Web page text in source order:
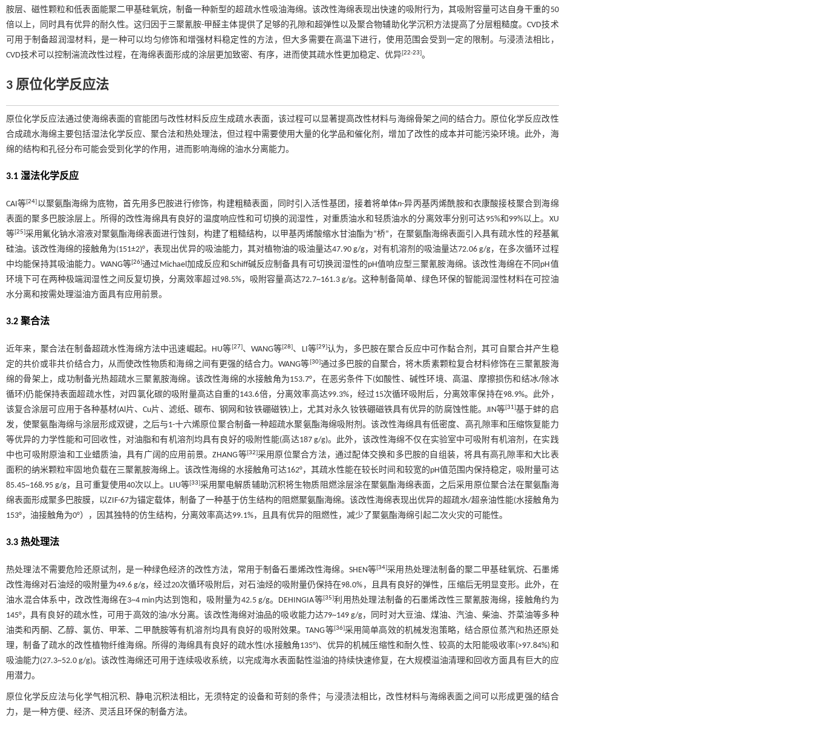
胺层、磁性颗粒和低表面能聚二甲基硅氧烷，制备一种新型的超疏水性吸油海绵。该改性海绵表现出快速的吸附行为，其吸附容量可达自身干重的50
倍以上，同时具有优异的耐久性。这归因于三聚氰胺-甲醛主体提供了足够的孔隙和超弹性以及聚合物辅助化学沉积方法提高了分层粗糙度。CVD技术
可用于制备超润湿材料，是一种可以均匀修饰和增强材料稳定性的方法，但大多需要在高温下进行，使用范围会受到一定的限制。与浸渍法相比，
CVD技术可以控制湍流改性过程，在海绵表面形成的涂层更加致密、有序，进而使其疏水性更加稳定、优异[22-23]。
3 原位化学反应法
原位化学反应法通过使海绵表面的官能团与改性材料反应生成疏水表面，该过程可以显著提高改性材料与海绵骨架之间的结合力。原位化学反应改性
合成疏水海绵主要包括湿法化学反应、聚合法和热处理法，但过程中需要使用大量的化学品和催化剂，增加了改性的成本并可能污染环境。此外，海
绵的结构和孔径分布可能会受到化学的作用，进而影响海绵的油水分离能力。
3.1 湿法化学反应
CAI等[24] 以聚氨酯海绵为底物，首先用多巴胺进行修饰，构建粗糙表面，同时引入活性基团，接着将单体n-异丙基丙烯酰胺和衣康酸接枝聚合到海绵
表面的聚多巴胺涂层上。所得的改性海绵具有良好的温度响应性和可切换的润湿性，对重质油水和轻质油水的分离效率分别可达95%和99%以上。XU
等[25]采用氟化钠水溶液对聚氨酯海绵表面进行蚀刻，构建了粗糙结构，以甲基丙烯酸缩水甘油酯为“桥”，在聚氨酯海绵表面引入具有疏水性的羟基氟
硅油。该改性海绵的接触角为(151±2)°，表现出优异的吸油能力，其对植物油的吸油量达47.90 g/g，对有机溶剂的吸油量达72.06 g/g，在多次循环过程
中均能保持其吸油能力。WANG等[26]通过Michael加成反应和Schiff碱反应制备具有可切换润湿性的pH值响应型三聚氰胺海绵。该改性海绵在不同pH值
环境下可在两种极端润湿性之间反复切换，分离效率超过98.5%，吸附容量高达72.7~161.3 g/g。这种制备简单、绿色环保的智能润湿性材料在可控油
水分离和按需处理溢油方面具有应用前景。
3.2 聚合法
近年来，聚合法在制备超疏水性海绵方法中迅速崛起。HU等[27]、WANG等[28]、LI等[29]认为，多巴胺在聚合反应中可作黏合剂，其可自聚合并产生稳
定的共价或非共价结合力，从而使改性物质和海绵之间有更强的结合力。WANG等[30]通过多巴胺的自聚合，将木质素颗粒复合材料修饰在三聚氰胺海
绵的骨架上，成功制备光热超疏水三聚氰胺海绵。该改性海绵的水接触角为153.7°，在恶劣条件下(如酸性、碱性环境、高温、摩擦损伤和结冰/除冰
循环)仍能保持表面超疏水性，对四氯化碳的吸附量高达自重的143.6倍，分离效率高达99.3%，经过15次循环吸附后，分离效率保持在98.9%。此外，
该复合涂层可应用于各种基材(Al片、Cu片、滤纸、碳布、钢网和钕铁硼磁铁)上，尤其对永久钕铁硼磁铁具有优异的防腐蚀性能。JIN等[31]基于蚌的启
发，使聚氨酯海绵与涂层形成双键，之后与1-十六烯原位聚合制备一种超疏水聚氨酯海绵吸附剂。该改性海绵具有低密度、高孔隙率和压缩恢复能力
等优异的力学性能和可回收性，对油脂和有机溶剂均具有良好的吸附性能(高达187 g/g)。此外，该改性海绵不仅在实验室中可吸附有机溶剂，在实践
中也可吸附原油和工业蜡质油，具有广阔的应用前景。ZHANG等[32]采用原位聚合方法，通过配体交换和多巴胺的自组装，将具有高孔隙率和大比表
面积的纳米颗粒牢固地负载在三聚氰胺海绵上。该改性海绵的水接触角可达162°，其疏水性能在较长时间和较宽的pH值范围内保持稳定，吸附量可达
85.45~168.95 g/g，且可重复使用40次以上。LIU等[33]采用聚电解质辅助沉积将生物质阻燃涂层涂在聚氨酯海绵表面，之后采用原位聚合法在聚氨酯海
绵表面形成聚多巴胺膜，以ZIF-67为锚定载体，制备了一种基于仿生结构的阻燃聚氨酯海绵。该改性海绵表现出优异的超疏水/超亲油性能(水接触角为
153°，油接触角为0°），因其独特的仿生结构，分离效率高达99.1%，且具有优异的阻燃性，减少了聚氨酯海绵引起二次火灾的可能性。
3.3 热处理法
热处理法不需要危险还原试剂，是一种绿色经济的改性方法，常用于制备石墨烯改性海绵。SHEN等[34]采用热处理法制备的聚二甲基硅氧烷、石墨烯
改性海绵对石油烃的吸附量为49.6 g/g，经过20次循环吸附后，对石油烃的吸附量仍保持在98.0%，且具有良好的弹性，压缩后无明显变形。此外，在
油水混合体系中，改改性海绵在3~4 min内达到饱和，吸附量为42.5 g/g。DEHINGIA等[35]利用热处理法制备的石墨烯改性三聚氰胺海绵，接触角约为
145°，具有良好的疏水性，可用于高效的油/水分离。该改性海绵对油品的吸收能力达79~149 g/g，同时对大豆油、煤油、汽油、柴油、芥菜油等多种
油类和丙酮、乙醇、氯仿、甲苯、二甲酰胺等有机溶剂均具有良好的吸附效果。TANG等[36]采用简单高效的机械发泡策略，结合原位蒸汽和热还原处
理，制备了疏水的改性植物纤维海绵。所得的海绵具有良好的疏水性(水接触角135°)、优异的机械压缩性和耐久性、较高的太阳能吸收率(>97.84%)和
吸油能力(27.3~52.0 g/g)。该改性海绵还可用于连续吸收系统，以完成海水表面黏性溢油的持续快速修复，在大规模溢油清理和回收方面具有巨大的应
用潜力。
原位化学反应法与化学气相沉积、静电沉积法相比，无须特定的设备和苛刻的条件；与浸渍法相比，改性材料与海绵表面之间可以形成更强的结合
力，是一种方便、经济、灵活且环保的制备方法。